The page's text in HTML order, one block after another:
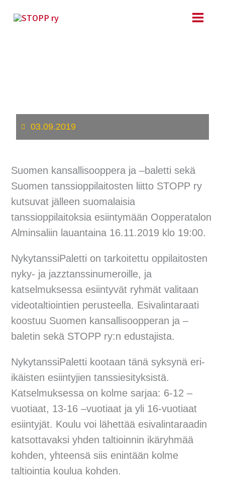
sisältöön
03.09.2019
Suomen kansallisooppera ja –baletti sekä
Suomen tanssioppilaitosten liitto STOPP ry
kutsuvat jälleen suomalaisia
tanssioppilaitoksia esiintymään Oopperatalon
Alminsaliin lauantaina 16.11.2019 klo 19:00.
NykytanssiPaletti on tarkoitettu oppilaitosten
nyky- ja jazztanssinumeroille, ja
katselmuksessa esiintyvät ryhmät valitaan
videotaltiointien perusteella. Esivalintaraati
koostuu Suomen kansallisoopperan ja –
baletin sekä STOPP ry:n edustajista.
NykytanssiPaletti kootaan tänä syksynä eri-
ikäisten esiintyjien tanssiesityksistä.
Katselmuksessa on kolme sarjaa: 6-12 –
vuotiaat, 13-16 –vuotiaat ja yli 16-vuotiaat
esiintyjät. Koulu voi lähettää esivalintaraadin
katsottavaksi yhden taltioinnin ikäryhmää
kohden, yhteensä siis enintään kolme
taltiointia koulua kohden.